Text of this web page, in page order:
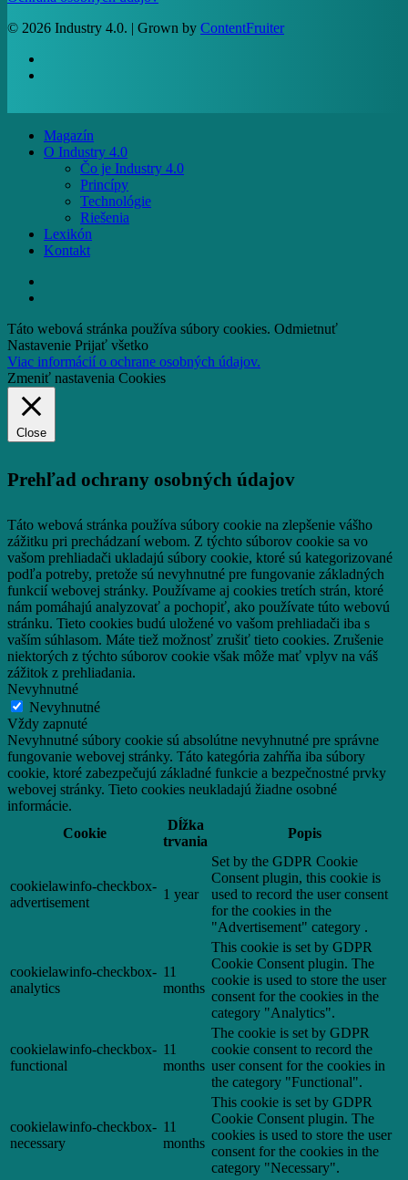
© 2026 Industry 4.0. | Grown by ContentFruiter
Close
Menu
Magazín
O Industry 4.0
Čo je Industry 4.0
Princípy
Technológie
Riešenia
Lexikón
Kontakt
Táto webová stránka používa súbory cookies. Odmietnuť
Nastavenie Prijať všetko
Viac informácií o ochrane osobných údajov.
Zmeniť nastavenia Cookies
Close
Prehľad ochrany osobných údajov
Táto webová stránka používa súbory cookie na zlepšenie vášho
zážitku pri prechádzaní webom. Z týchto súborov cookie sa vo
vašom prehliadači ukladajú súbory cookie, ktoré sú kategorizované
podľa potreby, pretože sú nevyhnutné pre fungovanie základných
funkcií webovej stránky. Používame aj cookies tretích strán, ktoré
nám pomáhajú analyzovať a pochopiť, ako používate túto webovú
stránku. Tieto cookies budú uložené vo vašom prehliadači iba s
vaším súhlasom. Máte tiež možnosť zrušiť tieto cookies. Zrušenie
niektorých z týchto súborov cookie však môže mať vplyv na váš
zážitok z prehliadania.
Nevyhnutné
Nevyhnutné
Vždy zapnuté
Nevyhnutné súbory cookie sú absolútne nevyhnutné pre správne
fungovanie webovej stránky. Táto kategória zahŕňa iba súbory
cookie, ktoré zabezpečujú základné funkcie a bezpečnostné prvky
webovej stránky. Tieto cookies neukladajú žiadne osobné
informácie.
Cookie
Dĺžka
trvania
Popis
cookielawinfo-checkbox-
advertisement
1 year
Set by the GDPR Cookie
Consent plugin, this cookie is
used to record the user consent
for the cookies in the
"Advertisement" category .
cookielawinfo-checkbox-
analytics
11
months
This cookie is set by GDPR
Cookie Consent plugin. The
cookie is used to store the user
consent for the cookies in the
category "Analytics".
cookielawinfo-checkbox-
functional
11
months
The cookie is set by GDPR
cookie consent to record the
user consent for the cookies in
the category "Functional".
cookielawinfo-checkbox-
necessary
11
months
This cookie is set by GDPR
Cookie Consent plugin. The
cookies is used to store the user
consent for the cookies in the
category "Necessary".